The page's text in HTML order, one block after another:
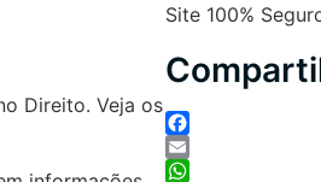
Direito. Veja os
Site 100%
Facebook
Email